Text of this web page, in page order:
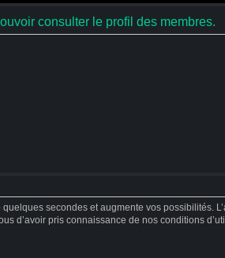
consulter le profil des membres.
secondes et augmente vos possibilités.
d’avoir pris connaissance de nos conditions